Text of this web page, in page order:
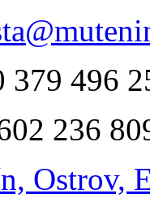
379 496
236
Ostrov,